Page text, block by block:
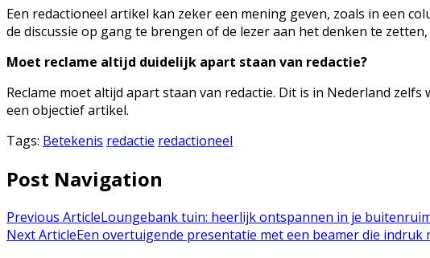
Een redactioneel artikel kan zeker een mening geven, zoals in een
de discussie op gang te brengen of de lezer aan het denken te
Moet reclame altijd duidelijk apart staan van redactie?
Reclame moet altijd apart staan van redactie. Dit is in Nederland
een objectief artikel.
Tags: Betekenis redactie redactioneel
Post Navigation
Previous ArticleLoungebank tuin: heerlijk ontspannen in je
Next ArticleEen overtuigende presentatie met een beamer die indruk